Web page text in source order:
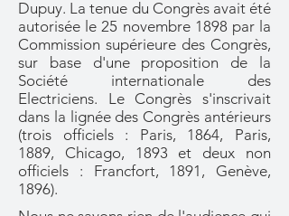
Dupuy. La tenue du Congrès avait été
autorisée le 25 novembre 1898 par la
Commission supérieure des Congrès,
sur base d'une proposition de la
Société internationale des
Electriciens. Le Congrès s'inscrivait
dans la lignée des Congrès antérieurs
(trois officiels : Paris, 1864, Paris,
1889, Chicago, 1893 et deux non
officiels : Francfort, 1891, Genève,
1896).